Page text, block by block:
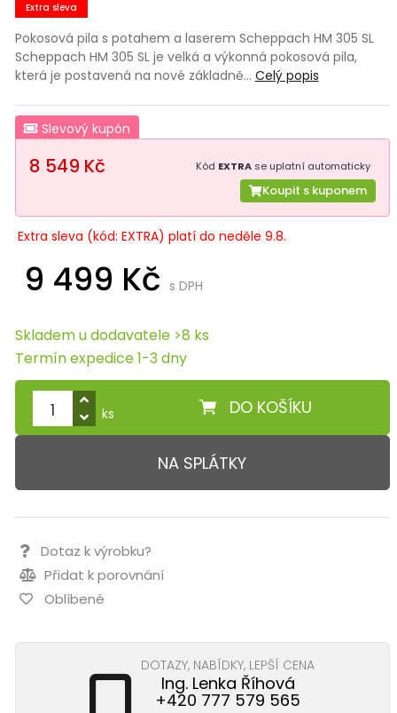
Extra sleva
Pokosová pila s potahem a laserem Scheppach HM 305 SL
Scheppach HM 305 SL je velká a výkonná pokosová pila,
která je postavená na nové základně… Celý popis
Slevový kupón
8 549 Kč Kód EXTRA se uplatní automaticky
Koupit s kuponem
Extra sleva (kód: EXTRA) platí do neděle 9.8.
9 499 Kč s DPH
Skladem u dodavatele >8 ks
Termín expedice 1-3 dny
DO KOŠÍKU
ks
NA SPLÁTKY
Dotaz k výrobku?
Přidat k porovnání
Oblíbené
DOTAZY, NABÍDKY, LEPŠÍ CENA
Ing. Lenka Říhová
+420 777 579 565